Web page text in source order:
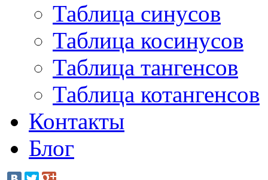
Таблица синусов
Таблица косинусов
Таблица тангенсов
Таблица котангенсов
Контакты
Блог